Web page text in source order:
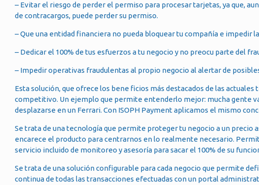
– Evitar el riesgo de perder el permiso para procesar tarjetas, ya que,
de contracargos, puede perder su permiso.
– Que una entidad financiera no pueda bloquear tu compañía e impedir
– Dedicar el 100% de tus esfuerzos a tu negocio y no preocu parte del
– Impedir operativas fraudulentas al propio negocio al alertar de
Esta solución, que ofrece los bene ficios más destacados de las
competitivo. Un ejemplo que permite entenderlo mejor: mucha gente
desplazarse en un Ferrari. Con ISOPH Payment aplicamos el mismo
Se trata de una tecnología que permite proteger tu negocio a un precio
encarece el producto para centrarnos en lo realmente necesario.
servicio incluido de monitoreo y asesoría para sacar el 100% de su
Se trata de una solución configurable para cada negocio que permite
continua de todas las transacciones efectuadas con un portal